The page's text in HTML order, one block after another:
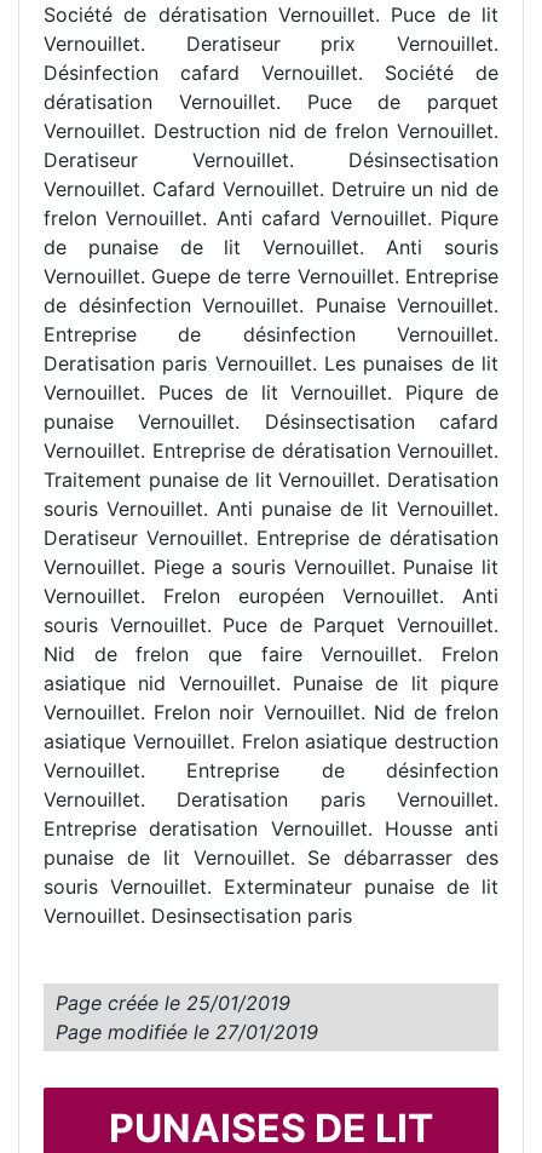
Société de dératisation Vernouillet. Puce de lit
Vernouillet. Deratiseur prix Vernouillet.
Désinfection cafard Vernouillet. Société de
dératisation Vernouillet. Puce de parquet
Vernouillet. Destruction nid de frelon Vernouillet.
Deratiseur Vernouillet. Désinsectisation
Vernouillet. Cafard Vernouillet. Detruire un nid de
frelon Vernouillet. Anti cafard Vernouillet. Piqure
de punaise de lit Vernouillet. Anti souris
Vernouillet. Guepe de terre Vernouillet. Entreprise
de désinfection Vernouillet. Punaise Vernouillet.
Entreprise de désinfection Vernouillet.
Deratisation paris Vernouillet. Les punaises de lit
Vernouillet. Puces de lit Vernouillet. Piqure de
punaise Vernouillet. Désinsectisation cafard
Vernouillet. Entreprise de dératisation Vernouillet.
Traitement punaise de lit Vernouillet. Deratisation
souris Vernouillet. Anti punaise de lit Vernouillet.
Deratiseur Vernouillet. Entreprise de dératisation
Vernouillet. Piege a souris Vernouillet. Punaise lit
Vernouillet. Frelon européen Vernouillet. Anti
souris Vernouillet. Puce de Parquet Vernouillet.
Nid de frelon que faire Vernouillet. Frelon
asiatique nid Vernouillet. Punaise de lit piqure
Vernouillet. Frelon noir Vernouillet. Nid de frelon
asiatique Vernouillet. Frelon asiatique destruction
Vernouillet. Entreprise de désinfection
Vernouillet. Deratisation paris Vernouillet.
Entreprise deratisation Vernouillet. Housse anti
punaise de lit Vernouillet. Se débarrasser des
souris Vernouillet. Exterminateur punaise de lit
Vernouillet. Desinsectisation paris
Page créée le 25/01/2019
Page modifiée le 27/01/2019
PUNAISES DE LIT